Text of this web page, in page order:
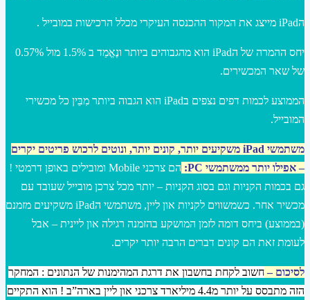
הiPad מייצג את המקור ההכנסה העיקרי מכלל הרכישות במובייל .
יחס ההמרה של הiPad הוא מהגבוהים ביותר ונֶאֱמַד ב 1.5% מול 0.57%
של שאר המכשירים.
הממוצע לכמות דפים נצפים בiPad הוא הגבוה ביותר מִבֵּין כל מכשירי
המובייל.
מ
שתמשי iPad משקיעים יותר, קונים יותר, ונוטים לרכוש פריטים יקרים
– אפילו יותר ממשתמשי PC
:
הם צרכני Mobile ומובילים באופן דרמטי !
גם בכמות הקניות וגם בסוג הקניות – יותר מכל צרכן מובייל שעובד עם
מכשיר אחר. כשמשווים לקניות און ליין, משתמשי הiPad משקיעים מזמנם
(בממוצע) ביחס דומה לזמן המושקע בהזמנה רגילה און ליינית – אבל
לעומת זאת הם קונים דברים הרבה יותר יקרים.
לסיכום – חשוב לקחת בחשבון את דרגת המהימנות של הנתונים : המחקר
הזה מתבסס על יותר מ4.4 מיליארד צרכני און ליין בארה”ב ! הוא התקיים